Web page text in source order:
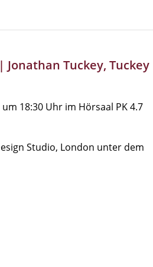
Tuckey, Tuckey
um 18:30 Uhr im Hörsaal PK 4.7
Studio, London unter dem